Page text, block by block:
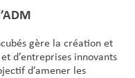
gère la création et
d’entreprises innovants
d’amener les